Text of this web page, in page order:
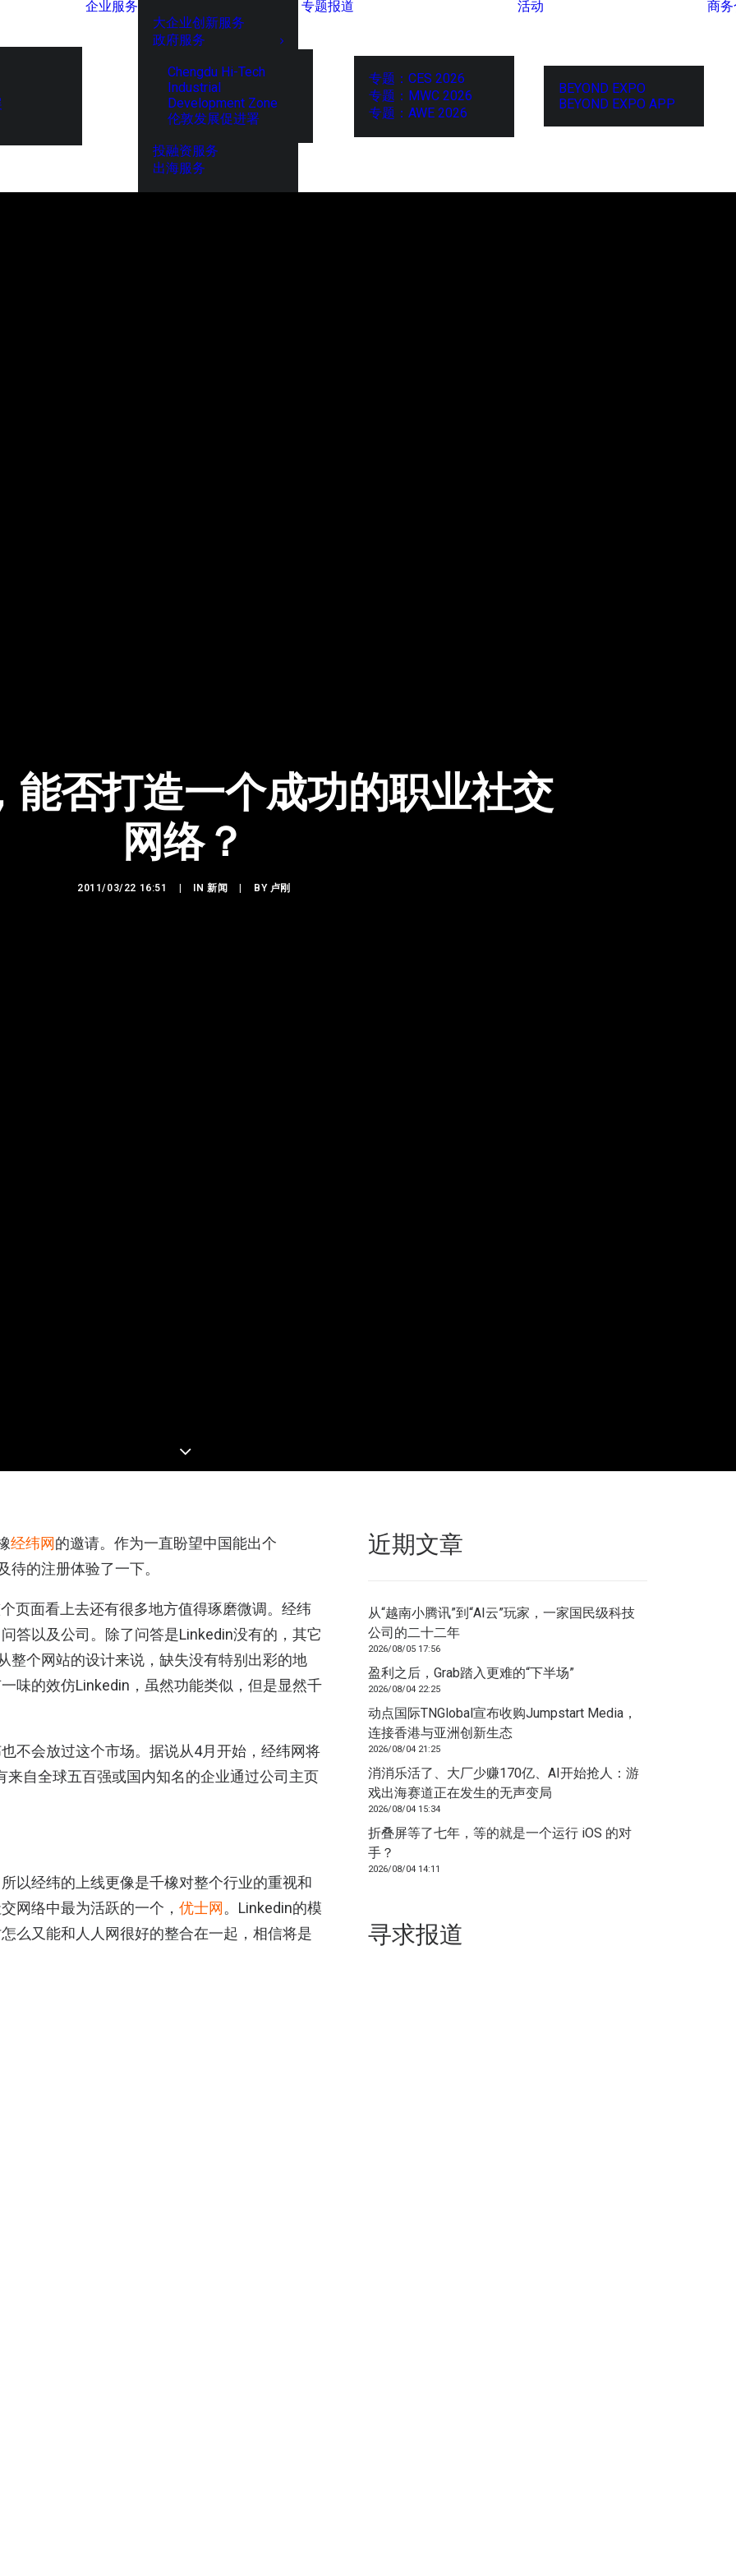
企业服务
大企业创新服务
政府服务
Chengdu Hi-Tech
Industrial
Development Zone
伦敦发展促进署
投融资服务
出海服务
专题报道
专题：CES 2026
专题：MWC 2026
专题：AWE 2026
活动
BEYOND EXPO
BEYOND EXPO APP
商
能否打造一个成功的职业社交
网络？
2011/03/22 16:51 IN新闻 BY 卢刚
经纬网的邀请。作为一直盼望中国能出个
的注册体验了一下。
页面看上去还有很多地方值得琢磨微调。经纬
答以及公司。 除了问答是Linkedin没有的，其它
整个网站的设计来说，缺失没有特别出彩的地
味的效仿Linkedin，虽然功能类似，但是显然千
不会放过这个市场。据说从4月开始，经纬网将
来自全球五百强或国内知名的企业通过公司主页
以经纬的上线更像是千橡对整个行业的重视和
网络中最为活跃的一个， 优士网 。Linkedin的模
么又能和人人网很好的整合在一起，相信将是
近期文章
从“越南小腾讯”到“AI云”玩家，一家国民级科技
公司的二十二年
2026/08/05 17:56
盈利之后，Grab踏入更难的“下半场”
2026/08/04 22:25
动点国际TNGlobal宣布收购Jumpstart Media，
连接香港与亚洲创新生态
2026/08/04 21:25
消消乐活了、大厂少赚170亿、AI开始抢人：游
戏出海赛道正在发生的无声变局
2026/08/04 15:34
折叠屏等了七年，等的就是一个运行 iOS 的对
手？
2026/08/04 14:11
寻求报道